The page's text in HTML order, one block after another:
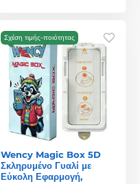
Σχέση τιμής-ποιότητας
Wency Magic Box 5D
Σκληρυμένο Γυαλί με
Εύκολη Εφαρμογή,